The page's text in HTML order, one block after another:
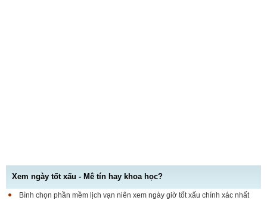
Xem ngày tốt xấu - Mê tín hay khoa học?
Bình chọn phần mềm lịch vạn niên xem ngày giờ tốt xấu chính xác nhất